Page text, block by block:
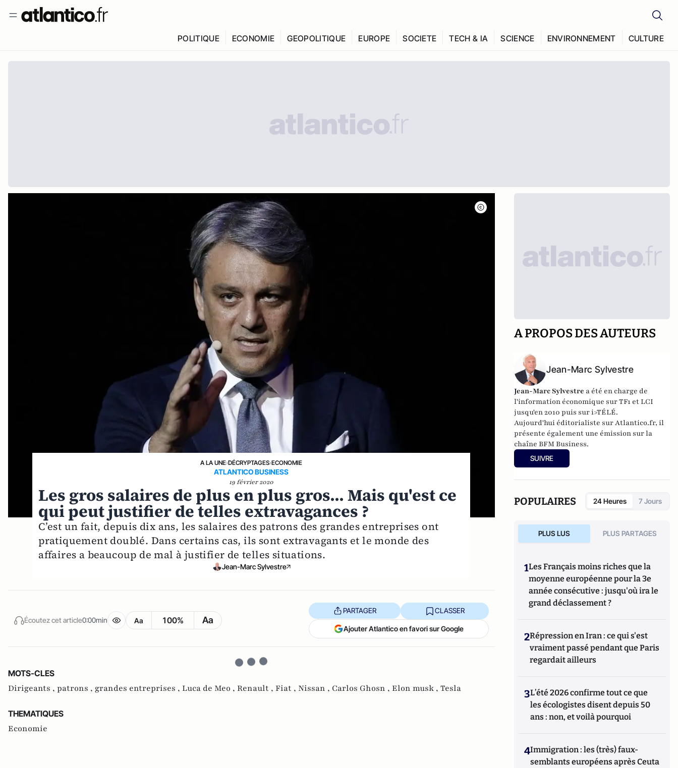
POLITIQUE ECONOMIE GEOPOLITIQUE EUROPE SOCIETE TECH & IA SCIENCE ENVIRONNEMENT CULTURE
A LA UNE›DÉCRYPTAGES›ECONOMIE
ATLANTICO BUSINESS
19 février 2020
Les gros salaires de plus en plus gros... Mais qu'est ce
qui peut justifier de telles extravagances ?
C’est un fait, depuis dix ans, les salaires des patrons des grandes entreprises ont
pratiquement doublé. Dans certains cas, ils sont extravagants et le monde des
affaires a beaucoup de mal à justifier de telles situations.
Jean-Marc Sylvestre
Écoutez cet article0:00min Aa 100% Aa
PARTAGER CLASSER
Ajouter Atlantico en favori sur Google
MOTS-CLES
Dirigeants , patrons , grandes entreprises , Luca de Meo , Renault , Fiat , Nissan , Carlos Ghosn , Elon musk , Tesla
THEMATIQUES
Economie
A PROPOS DES AUTEURS
Jean-Marc Sylvestre
Jean-Marc Sylvestre a été en charge de
l'information économique sur TF1 et LCI
jusqu'en 2010 puis sur i>TÉLÉ.
Aujourd'hui éditorialiste sur Atlantico.fr, il
présente également une émission sur la
chaîne BFM Business.
SUIVRE
POPULAIRES 24 Heures 7 Jours
PLUS LUS PLUS PARTAGES
1Les Français moins riches que la
moyenne européenne pour la 3e
année consécutive : jusqu'où ira le
grand déclassement ?
2Répression en Iran : ce qui s'est
vraiment passé pendant que Paris
regardait ailleurs
3L’été 2026 confirme tout ce que
les écologistes disent depuis 50
ans : non, et voilà pourquoi
4Immigration : les (très) faux-
semblants européens après Ceuta